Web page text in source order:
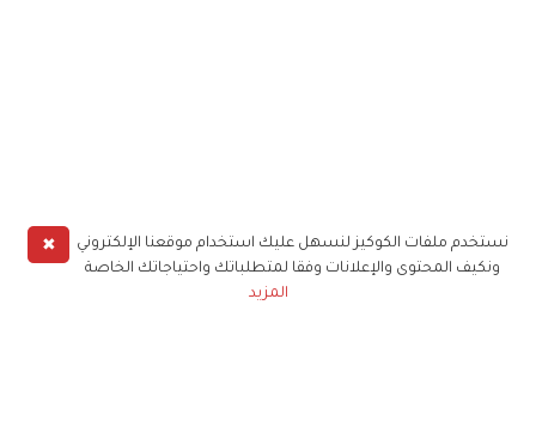
✖
نستخدم ملفات الكوكيز لنسهل عليك استخدام موقعنا الإلكتروني
ونكيف المحتوى والإعلانات وفقا لمتطلباتك واحتياجاتك الخاصة
المزيد